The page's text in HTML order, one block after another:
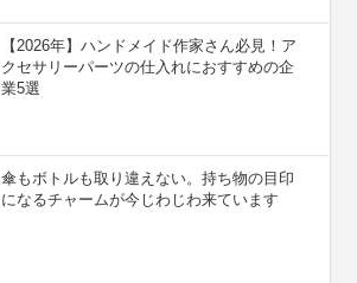
【2026年】ハンドメイド作家さん必見！ア
クセサリーパーツの仕入れにおすすめの企
業5選
傘もボトルも取り違えない。持ち物の目印
になるチャームが今じわじわ来ています